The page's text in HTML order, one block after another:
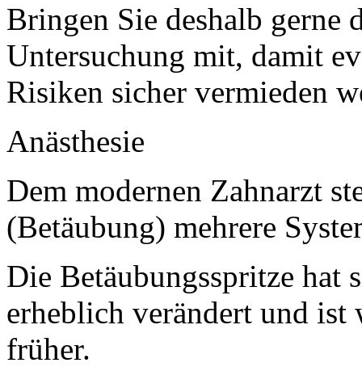
Bringen Sie deshalb gerne
Untersuchung mit, damit
Risiken sicher vermieden
Anästhesie
Dem modernen Zahnarzt
(Betäubung) mehrere
Die Betäubungsspritze hat
erheblich verändert und ist
früher.